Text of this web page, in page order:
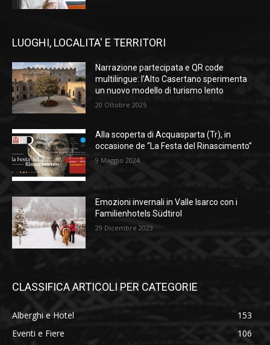
LUOGHI, LOCALITA' E TERRITORI
Narrazione partecipata e QR code
multilingue: l’Alto Casertano sperimenta
un nuovo modello di turismo lento
20 Ottobre 2025
Alla scoperta di Acquasparta (Tr), in
occasione de “La Festa del Rinascimento”
9 Maggio 2024
Emozioni invernali in Valle Isarco con i
Familienhotels Südtirol
29 Dicembre 2023
CLASSIFICA ARTICOLI PER CATEGORIE
Alberghi e Hotel
153
Eventi e Fiere
106